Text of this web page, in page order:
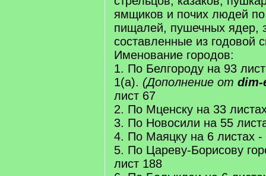
ямщиков и почих людей
пищалей, пушечных ядер,
составленные из годовой
Именование городов:
1. По Белгороду на 93
1(a). (Дополнение от dim-
лист 67
2. По Мценску на 33
3. По Новосили на 55
4. По Маяцку на 6 листах -
5. По Цареву-Борисову
лист 188